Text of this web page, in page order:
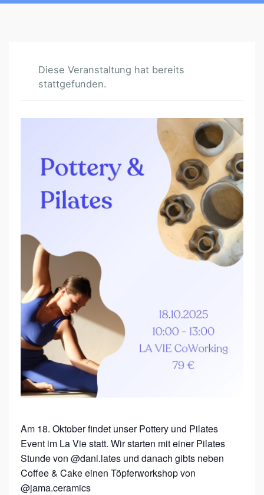
Diese Veranstaltung hat bereits
stattgefunden.
Y
I
L
A
T
S
Am 18. Oktober findet unser Pottery und Pilates
Event im La Vie statt. Wir starten mit einer Pilates
Stunde von @dani.lates und danach gibts neben
Coffee & Cake einen Töpferworkshop von
@jama.ceramics